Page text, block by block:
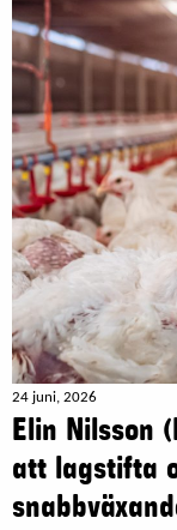
24 juni, 2026
Elin Nilsson
att lagstifta